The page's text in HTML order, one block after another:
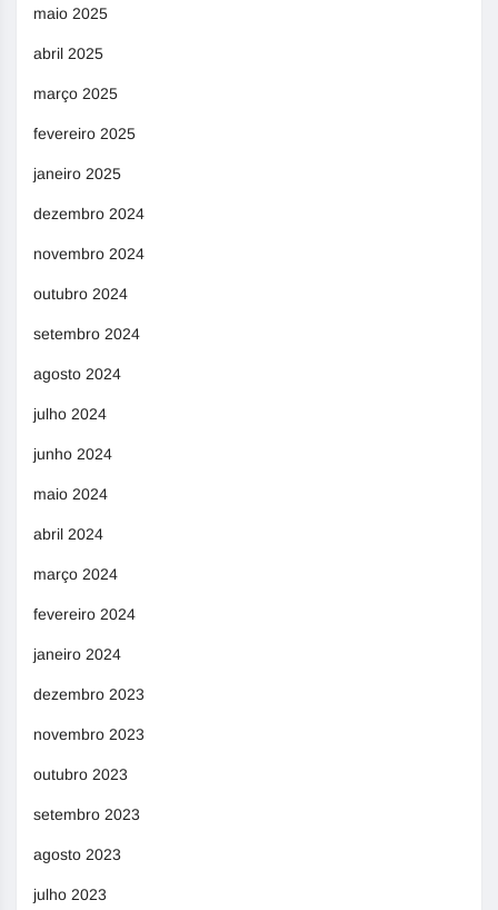
maio 2025
abril 2025
março 2025
fevereiro 2025
janeiro 2025
dezembro 2024
novembro 2024
outubro 2024
setembro 2024
agosto 2024
julho 2024
junho 2024
maio 2024
abril 2024
março 2024
fevereiro 2024
janeiro 2024
dezembro 2023
novembro 2023
outubro 2023
setembro 2023
agosto 2023
julho 2023